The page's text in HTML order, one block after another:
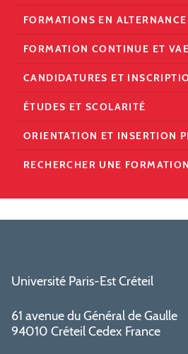
FORMATIONS EN ALTERNANCE
FORMATION CONTINUE ET VAE
CANDIDATURES ET
ÉTUDES ET SCOLARITÉ
ORIENTATION ET INSERTION
RECHERCHER UNE FORMATION
Université Paris-Est Créteil
61 avenue du Général de Gaulle
94010 Créteil Cedex France